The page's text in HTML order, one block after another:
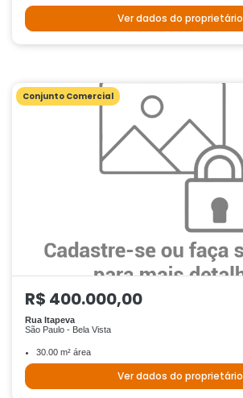
Ver dados do proprietário
Conjunto Comercial
R$ 400.000,00
Rua Itapeva
São Paulo - Bela Vista
30.00 m² área
Ver dados do proprietário